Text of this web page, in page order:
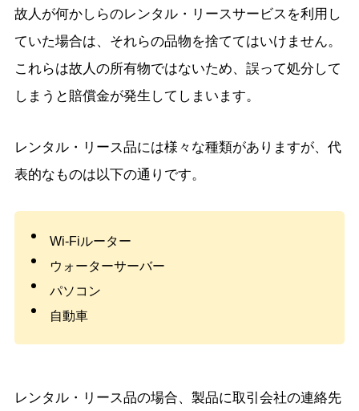
故人が何かしらのレンタル・リースサービスを利用し
ていた場合は、それらの品物を捨ててはいけません。
これらは故人の所有物ではないため、誤って処分して
しまうと賠償金が発生してしまいます。
レンタル・リース品には様々な種類がありますが、代
表的なものは以下の通りです。
Wi-Fiルーター
ウォーターサーバー
パソコン
自動車
レンタル・リース品の場合、製品に取引会社の連絡先